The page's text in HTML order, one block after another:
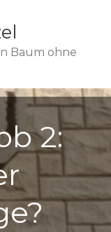
Baum ohne
2: